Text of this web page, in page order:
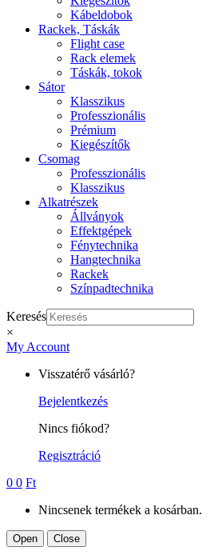
Kábeldobok
Rackek, Táskák
Flight case
Rack elemek
Táskák, tokok
Sátor
Klasszikus
Professzionális
Prémium
Kiegészítők
Csomag
Professzionális
Klasszikus
Alkatrészek
Állványok
Effektgépek
Fénytechnika
Hangtechnika
Rackek
Színpadtechnika
Keresés
×
My Account
Visszatérő vásárló?
Bejelentkezés
Nincs fiókod?
Regisztráció
0 0 Ft
Nincsenek termékek a kosárban.
Open Close